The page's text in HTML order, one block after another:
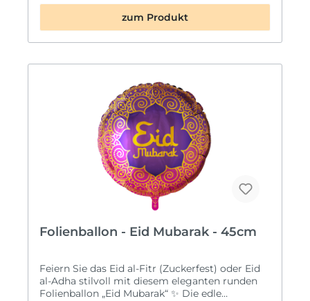
Konfetti-Aufdruck – perfekt, um „Prüfung
bestanden!“ zu feiern. Ob Bachelor, Master oder
Doktortitel – dieser Ballon sorgt garantiert für
festliche Stimmung und ist ein tolles Geschenk
📏 Größe: ca. 45 cm (rund) 💨 Mit
Automatikventil: Einfaches Befüllen und
Nachfüllen mit Luft oder Helium ⭐
Premiumqualität by Anagram – langlebig &
wiederverwendbar 🎉 Anlass: Prüfung
bestanden, Abschlussfeier, Graduate Party,
Bachelor, Master, Doktor 💡 Tipp: Kombiniere
den Ballon mit weiteren Abschluss-
Dekoartikeln oder Heliumballons für ein
unvergessliches Fest!
zum Produkt
Folienballon - Eid Mubarak - 45cm
Feiern Sie das Eid al-Fitr (Zuckerfest) oder Eid
al-Adha stilvoll mit diesem eleganten runden
Folienballon „Eid Mubarak“ ✨ Die edle